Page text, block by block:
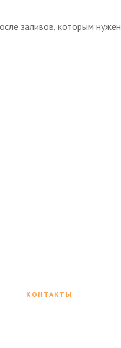
заливов, которым нужен
КОНТАКТЫ